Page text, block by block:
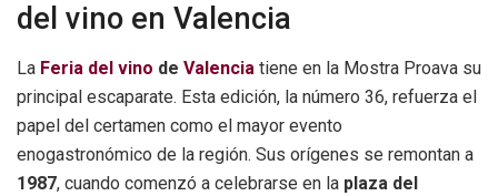
del vino en Valencia
La Feria del vino de Valencia tiene en la Mostra Proava su
principal escaparate. Esta edición, la número 36, refuerza el
papel del certamen como el mayor evento
enogastronómico de la región. Sus orígenes se remontan a
1987, cuando comenzó a celebrarse en la plaza del